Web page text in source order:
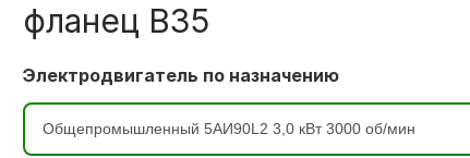
фланец В35
Электродвигатель по назначению